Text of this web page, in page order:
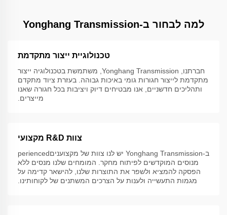
למה לבחור ב-Yonghang Transmission
טכנולוגיית ייצור מתקדמת
חברתנו, Yonghang Transmission, משתמשת בטכנולוגיה ייצור
מתקדמת לייצור חגורות גומי באיכות גבוהה. בעזרת ציוד מתקדם
ותהליכים חדשניים, אנו מבטיחים דיוק ויציבות בכל חגורה שאנו
מייצרים.
צוות R&D מקצועי
ב-Yonghang Transmission יש לנו צוות של מקצועניםperienced
מנוסים המוקדשים לפיתוח מחקר. המומחים שלנו מנסים ללא
הפסקה להמציא ולשפר את התוצרות שלנו, להישאר קדימה על
מגמות התעשייה ולענות על הצרכים המשתנים של לקוחותינו.